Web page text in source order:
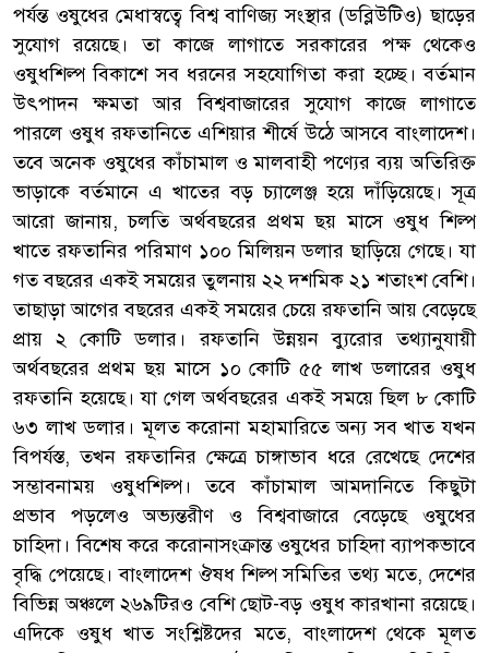
পর্যন্ত ওষুধের মেধাস্বত্বে বিশ্ব বাণিজ্য সংস্থার (ডব্লিউটিও) ছাড়ের
সুযোগ রয়েছে। তা কাজে লাগাতে সরকারের পক্ষ থেকেও
ওষুধশিল্প বিকাশে সব ধরনের সহযোগিতা করা হচ্ছে। বর্তমান
উৎপাদন ক্ষমতা আর বিশ্ববাজারের সুযোগ কাজে লাগাতে
পারলে ওষুধ রফতানিতে এশিয়ার শীর্ষে উঠে আসবে বাংলাদেশ।
তবে অনেক ওষুধের কাঁচামাল ও মালবাহী পণ্যের ব্যয় অতিরিক্ত
ভাড়াকে বর্তমানে এ খাতের বড় চ্যালেঞ্জ হয়ে দাঁড়িয়েছে। সূত্র
আরো জানায়, চলতি অর্থবছরের প্রথম ছয় মাসে ওষুধ শিল্প
খাতে রফতানির পরিমাণ ১০০ মিলিয়ন ডলার ছাড়িয়ে গেছে। যা
গত বছরের একই সময়ের তুলনায় ২২ দশমিক ২১ শতাংশ বেশি।
তাছাড়া আগের বছরের একই সময়ের চেয়ে রফতানি আয় বেড়েছে
প্রায় ২ কোটি ডলার। রফতানি উন্নয়ন ব্যুরোর তথ্যানুযায়ী
অর্থবছরের প্রথম ছয় মাসে ১০ কোটি ৫৫ লাখ ডলারের ওষুধ
রফতানি হয়েছে। যা গেল অর্থবছরের একই সময়ে ছিল ৮ কোটি
৬৩ লাখ ডলার। মূলত করোনা মহামারিতে অন্য সব খাত যখন
বিপর্যস্ত, তখন রফতানির ক্ষেত্রে চাঙ্গাভাব ধরে রেখেছে দেশের
সম্ভাবনাময় ওষুধশিল্প। তবে কাঁচামাল আমদানিতে কিছুটা
প্রভাব পড়লেও অভ্যন্তরীণ ও বিশ্ববাজারে বেড়েছে ওষুধের
চাহিদা। বিশেষ করে করোনাসংক্রান্ত ওষুধের চাহিদা ব্যাপকভাবে
বৃদ্ধি পেয়েছে। বাংলাদেশ ঔষধ শিল্প সমিতির তথ্য মতে, দেশের
বিভিন্ন অঞ্চলে ২৬৯টিরও বেশি ছোট-বড় ওষুধ কারখানা রয়েছে।
এদিকে ওষুধ খাত সংশ্লিষ্টদের মতে, বাংলাদেশ থেকে মূলত